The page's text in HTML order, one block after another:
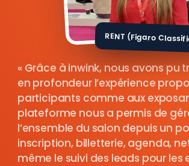
RENT (Figaro
Grâce à inwink, nous avons pu
en profondeur l’expérience
participants comme aux
plateforme nous a permis de
l’ensemble du salon depuis un
inscription, billetterie, agenda,
même le suivi des leads pour les